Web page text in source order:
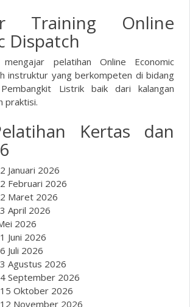
Training Online
Dispatch
pelatihan Online Economic
instruktur yang berkompeten di bidang
Listrik baik dari kalangan
praktisi.
Kertas dan
Januari 2026
Februari 2026
Maret 2026
April 2026
2026
Juni 2026
Juli 2026
Agustus 2026
September 2026
Oktober 2026
November 2026